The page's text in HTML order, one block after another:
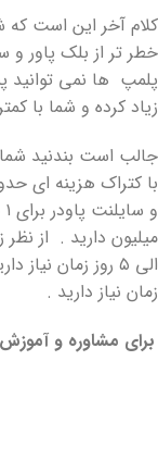
کلام آخر این است که
خطر تر از بلک پاور
پلمپ ها نمی توانید
زیاد کرده و شما با
زمان نیاز دارید .
برای مشاوره و